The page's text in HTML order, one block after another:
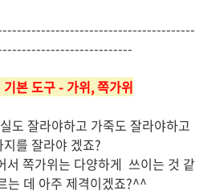
본 도구 - 가위, 쪽가위
도 잘라야하고 가죽도 잘라야하고
지를 잘라야 겠죠?
서 쪽가위는 다양하게 쓰이는 것 같
는 데 아주 제격이겠죠?^^